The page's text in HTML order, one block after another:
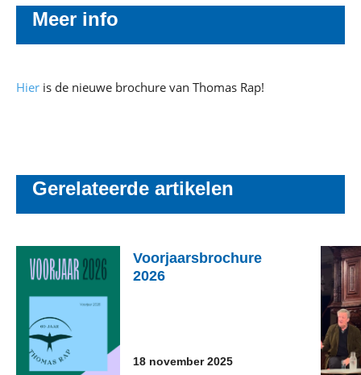
Meer info
Hier is de nieuwe brochure van Thomas Rap!
Gerelateerde artikelen
18 november 2025
Voorjaarsbrochure
2026